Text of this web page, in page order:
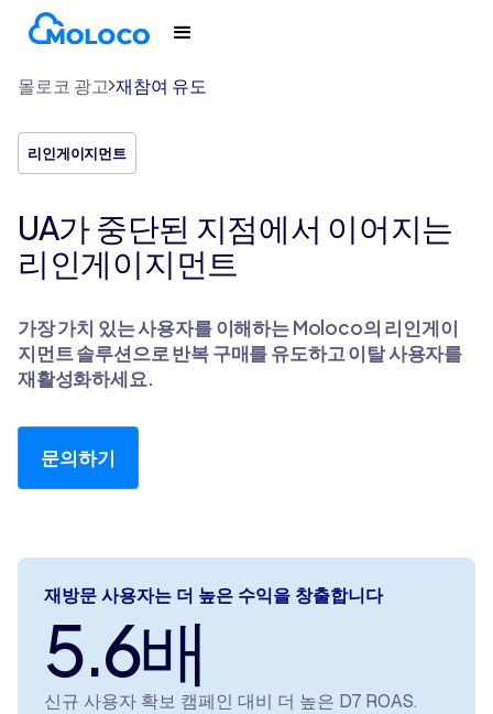
몰로코 광고 재참여 유도
리인게이지먼트
UA가 중단된 지점에서 이어지는
리인게이지먼트
가장 가치 있는 사용자를 이해하는 Moloco의 리인게이
지먼트 솔루션으로 반복 구매를 유도하고 이탈 사용자를
재활성화하세요.
문의하기
재방문 사용자는 더 높은 수익을 창출합니다
5.6배
신규 사용자 확보 캠페인 대비 더 높은 D7 ROAS.